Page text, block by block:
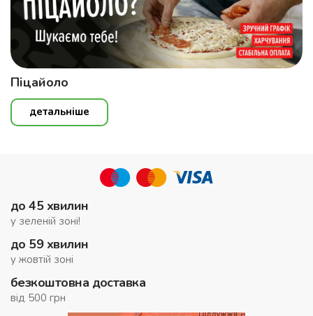
Піцайоло
детальніше
до 45 хвилин
у зеленій зоні!
до 59 хвилин
у жовтій зоні
безкоштовна доставка
від 500 грн